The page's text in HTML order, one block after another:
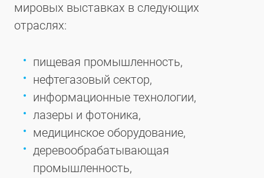
мировых выставках в следующих
отраслях:
пищевая промышленность,
нефтегазовый сектор,
информационные технологии,
лазеры и фотоника,
медицинское оборудование,
деревообрабатывающая
промышленность,